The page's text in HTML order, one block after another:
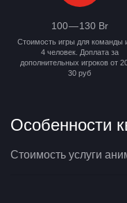
100 — 130 Br
Стоимость игры для команды
4 человек. Доплата за
дополнительных игроков от
30 руб
Особенности
Стоимость услуги